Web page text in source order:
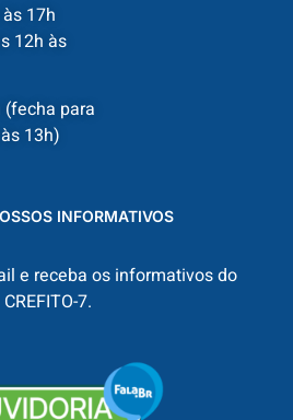
17h
12h às
(fecha para
13h)
INFORMATIVOS
e receba os informativos do
CREFITO-7.